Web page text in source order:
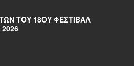
ΤΟΥ 18ΟΥ ΦΕΣΤΙΒΆΛ